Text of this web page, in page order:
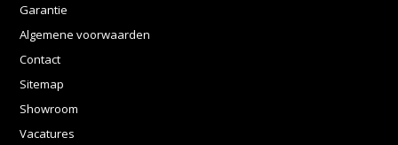
Garantie
Algemene voorwaarden
Contact
Sitemap
Showroom
Vacatures